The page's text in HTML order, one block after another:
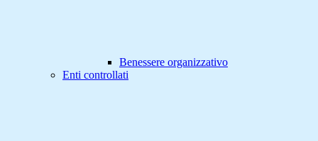
Benessere organizzativo
Enti controllati